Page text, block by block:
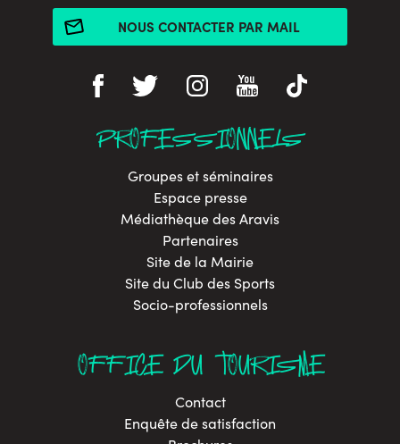
NOUS CONTACTER PAR MAIL
PROFESSIONNELS
Groupes et séminaires
Espace presse
Médiathèque des Aravis
Partenaires
Site de la Mairie
Site du Club des Sports
Socio-professionnels
OFFICE DU TOURISME
Contact
Enquête de satisfaction